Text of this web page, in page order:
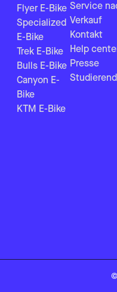
Flyer E-Bike
Specialized
E-Bike
Trek E-Bike
Bulls E-Bike
Canyon E-
Bike
KTM E-Bike
Service
Verkauf
Kontakt
Help
Presse
©